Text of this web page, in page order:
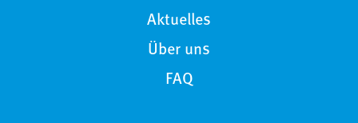
Aktuelles
Über uns
FAQ